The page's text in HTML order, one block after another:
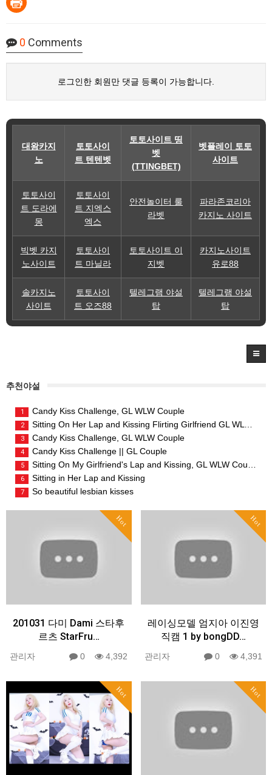
0 Comments
로그인한 회원만 댓글 등록이 가능합니다.
대왕카지
노
토토사이
트 텐텐벳
토토사이트 띵
벳
(TTINGBET)
벳플레이 토토
사이트
토토사이
트 도라에
몽
토토사이
트 지엑스
엑스
안전놀이터 룰
라벳
파라존코리아
카지노 사이트
빅벳 카지
노사이트
토토사이
트 마닐라
토토사이트 이
지벳
카지노사이트
유로88
솔카지노
사이트
토토사이
트 오즈88
텔레그램 야설
탑
텔레그램 야설
탑
추천야설
1 Candy Kiss Challenge, GL WLW Couple
2 Sitting On Her Lap and Kissing Flirting Girlfriend GL WLW Couple
3 Candy Kiss Challenge, GL WLW Couple
4 Candy Kiss Challenge || GL Couple
5 Sitting On My Girlfriend's Lap and Kissing, GL WLW Couple
6 Sitting in Her Lap and Kissing
7 So beautiful lesbian kisses
Hot
201031 다미 Dami 스타후
르츠 StarFru…
관리자 0 4,392
Hot
레이싱모델 엄지아 이진영
직캠 1 by bongDD…
관리자 0 4,391
Hot Hot